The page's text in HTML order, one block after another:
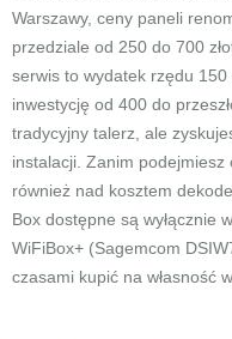
Warszawy, ceny paneli
przedziale od 250 do 700
serwis to wydatek rzędu 150
inwestycję od 400 do
tradycyjny talerz, ale
instalacji. Zanim
również nad kosztem
Box dostępne są wyłącznie
WiFiBox+ (Sagemcom
czasami kupić na własność